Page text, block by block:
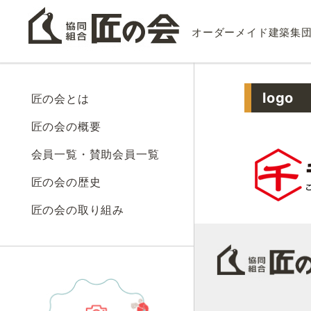
オーダーメイド建築集
匠の会とは
匠の会の概要
会員一覧・賛助会員一覧
匠の会の歴史
匠の会の取り組み
logo